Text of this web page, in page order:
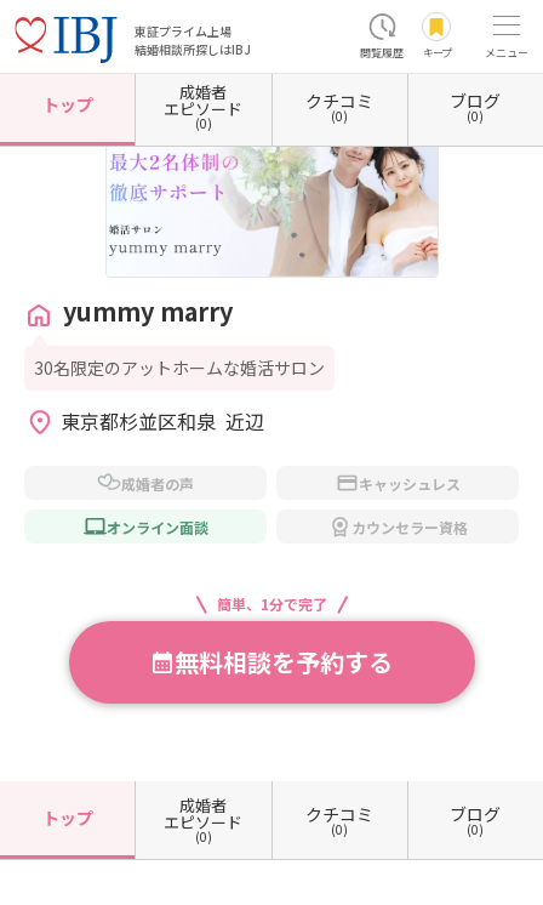
東証プライム上場
結婚相談所探しはIBJ
閲覧履歴 キープ メニュー
ホーム 東京都の結婚相談所 東京都杉並区 yummy marry
トップ
成婚者
エピソード
(0)
クチコミ
(0)
ブログ
(0)
yummy marry
30名限定のアットホームな婚活サロン
東京都杉並区和泉  近辺
成婚者の声 キャッシュレス
オンライン面談 カウンセラー資格
簡単、1分で完了
無料相談を予約する
トップ
成婚者
エピソード
(0)
クチコミ
(0)
ブログ
(0)